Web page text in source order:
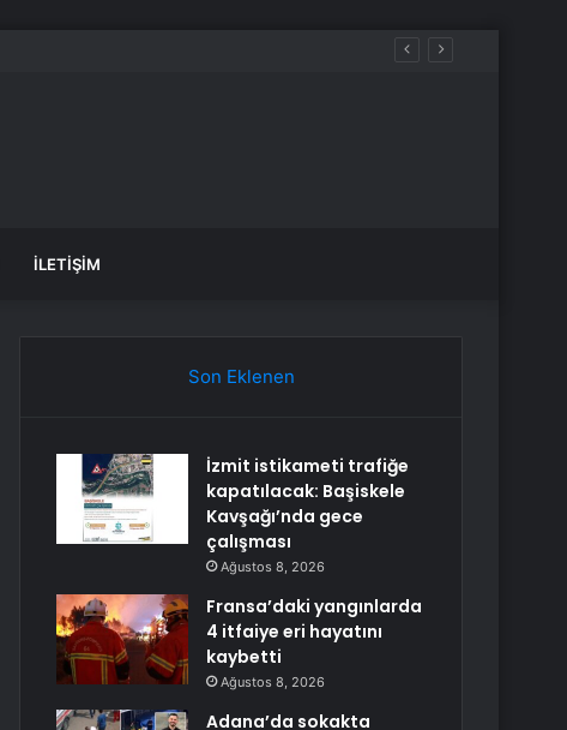
İLETIŞIM
Son Eklenen
İzmit istikameti trafiğe
kapatılacak: Başiskele
Kavşağı’nda gece
çalışması
Ağustos 8, 2026
Fransa’daki yangınlarda
4 itfaiye eri hayatını
kaybetti
Ağustos 8, 2026
Adana’da sokakta